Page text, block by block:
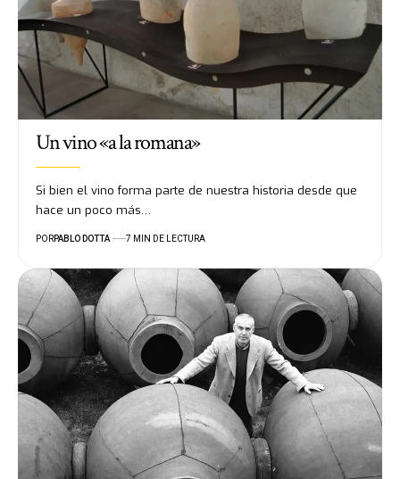
Un vino «a la romana»
Si bien el vino forma parte de nuestra historia desde que
hace un poco más…
PORPABLO DOTTA 7 MIN DE LECTURA